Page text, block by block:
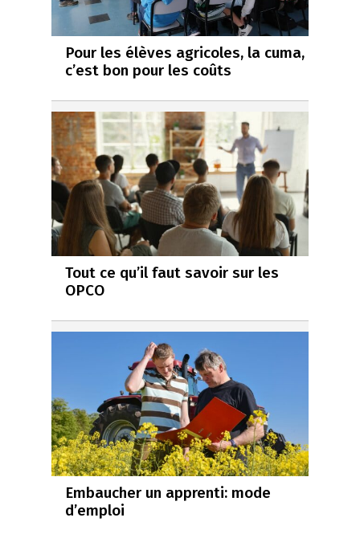
Pour les élèves agricoles, la cuma,
c’est bon pour les coûts
Tout ce qu’il faut savoir sur les
OPCO
Embaucher un apprenti: mode
d’emploi